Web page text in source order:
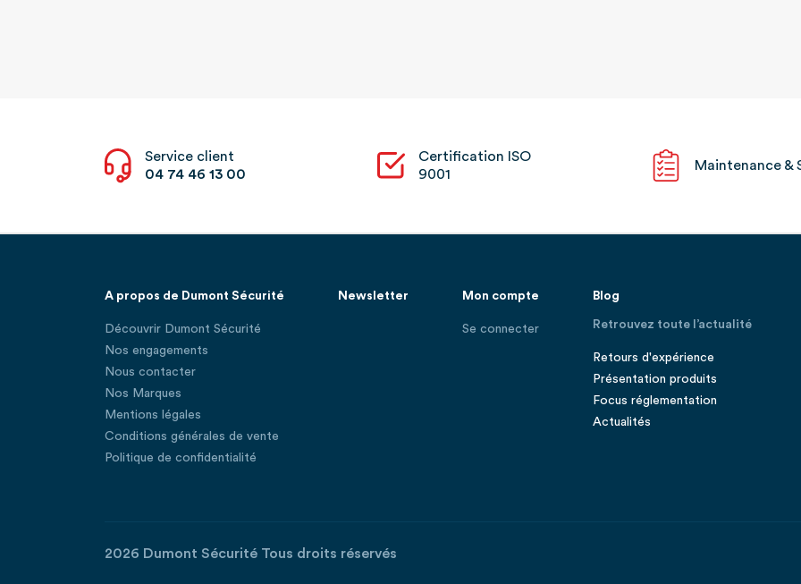
Service client
04 74 46 13 00
Certification ISO
9001
Maintenance &
A propos de Dumont Sécurité
Découvrir Dumont Sécurité
Nos engagements
Nous contacter
Nos Marques
Mentions légales
Conditions générales de vente
Politique de confidentialité
Newsletter Mon compte
Se connecter
Blog
Retrouvez toute l’actualité
Retours d'expérience
Présentation produits
Focus réglementation
Actualités
2026 Dumont Sécurité Tous droits réservés